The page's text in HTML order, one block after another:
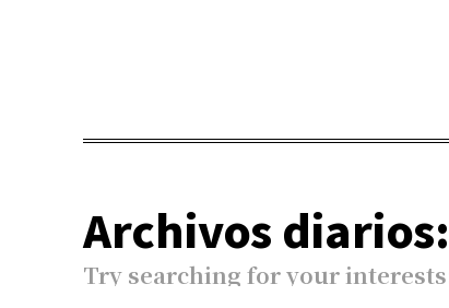
Archivos
Try searching for your